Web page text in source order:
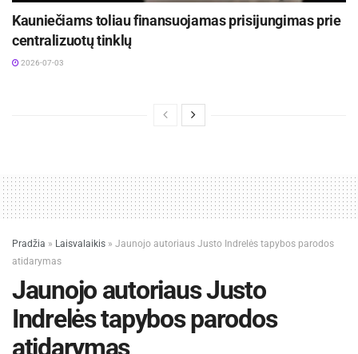
Kauniečiams toliau finansuojamas prisijungimas prie
centralizuotų tinklų
2026-07-03
Pradžia » Laisvalaikis » Jaunojo autoriaus Justo Indrelės tapybos parodos
atidarymas
Jaunojo autoriaus Justo
Indrelės tapybos parodos
atidarymas